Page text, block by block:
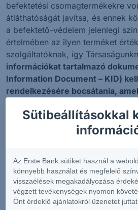
befektetési csomagtermékekre
átláthatóságát javítsa, és ennek
a befektető-védelem jelenlegi
értelmében az ilyen terméket
szolgáltatóknak, így
információkat tartalmazó
Information Document – KID)
rendelkezésére bocsátania,
információk rövid
Annak érdekében, hogy Önök
csomagtermékeket, a
készítik el az előbb említett
Az Európai Unió pénzügyi
termékek igen magas száma
Sütibeállításokkal
Az Erste Bank sütiket használ a
könnyebb használat és megfelelő
visszaélések megakadályozása
végzett tevékenységek nyomon
Önt érdeklő ajánlatokról üzenetet